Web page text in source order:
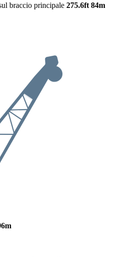
braccio principale 275.6ft 84m